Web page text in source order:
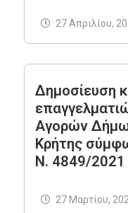
27 Απριλίου,
Δημοσίευση
Αγορών
Κρήτης
Ν. 4849/2021
27 Μαρτίου,